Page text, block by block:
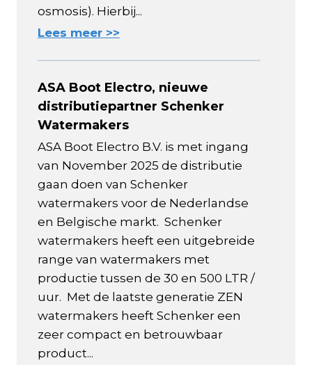
osmosis). Hierbij...
Lees meer >>
ASA Boot Electro, nieuwe
distributiepartner Schenker
Watermakers
ASA Boot Electro B.V. is met ingang
van November 2025 de distributie
gaan doen van Schenker
watermakers voor de Nederlandse
en Belgische markt. Schenker
watermakers heeft een uitgebreide
range van watermakers met
productie tussen de 30 en 500 LTR /
uur. Met de laatste generatie ZEN
watermakers heeft Schenker een
zeer compact en betrouwbaar
product...